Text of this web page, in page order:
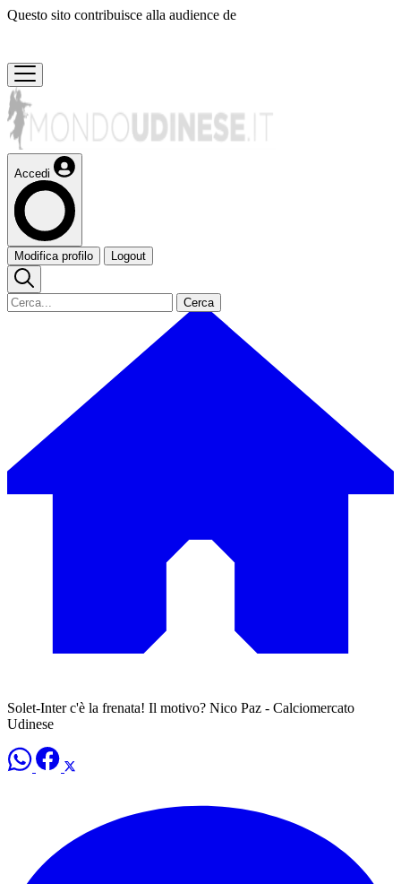
Questo sito contribuisce alla audience de
Accedi
Modifica profilo Logout
Cerca
Solet-Inter c'è la frenata! Il motivo? Nico Paz - Calciomercato
Udinese